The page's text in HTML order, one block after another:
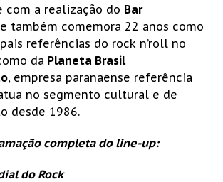
com a realização do Bar
também comemora 22 anos como
referências do rock n’roll no
da Planeta Brasil
, empresa paranaense referência
no segmento cultural e de
desde 1986.
completa do line-up:
do Rock